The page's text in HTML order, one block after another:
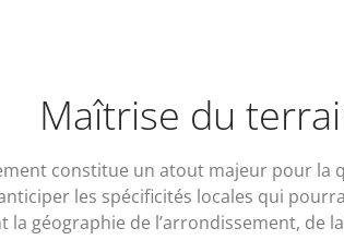
Maîtrise du
constitue un atout majeur pour la
les spécificités locales qui
géographie de l’arrondissement, de la